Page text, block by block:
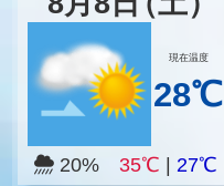
現在温度
28℃
20% 35℃ 27℃